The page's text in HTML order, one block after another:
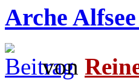
Arche
von